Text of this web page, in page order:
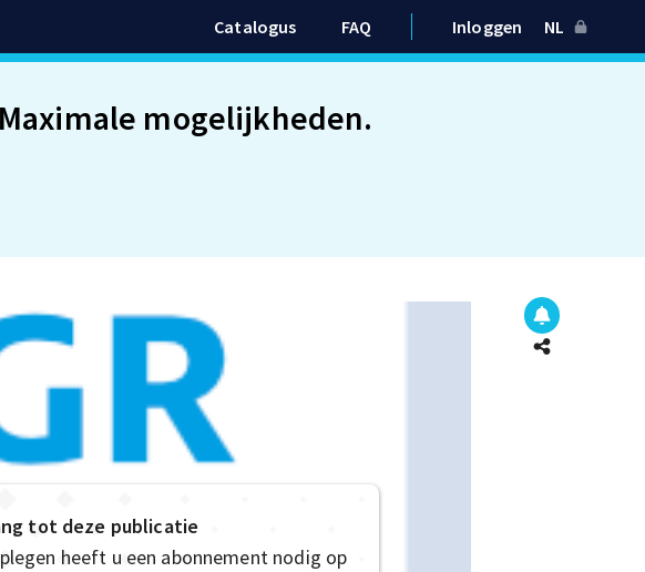
Catalogus FAQ Inloggen NL
mogelijkheden.
tot deze publicatie
heeft u een abonnement nodig op